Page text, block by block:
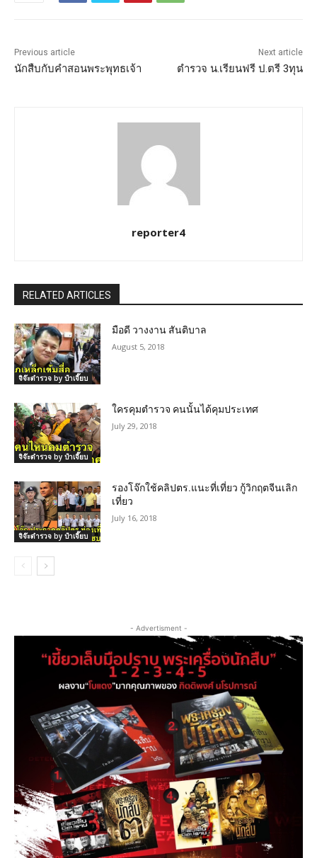
Previous article
นักสืบกับคำสอนพระพุทธเจ้า
Next article
ตำรวจ น.เรียนฟรี ป.ตรี 3ทุน
reporter4
RELATED ARTICLES
จิจ๊ะตำรวจ by ป๋าเจี๊ยบ
มือดี วางงาน สันติบาล
August 5, 2018
จิจ๊ะตำรวจ by ป๋าเจี๊ยบ
ใครคุมตำรวจ คนนั้นได้คุมประเทศ
July 29, 2018
จิจ๊ะตำรวจ by ป๋าเจี๊ยบ
รองโจ๊กใช้คลิปตร.แนะที่เที่ยว กู้วิกฤตจีนเลิก
เที่ยว
July 16, 2018
- Advertisment -